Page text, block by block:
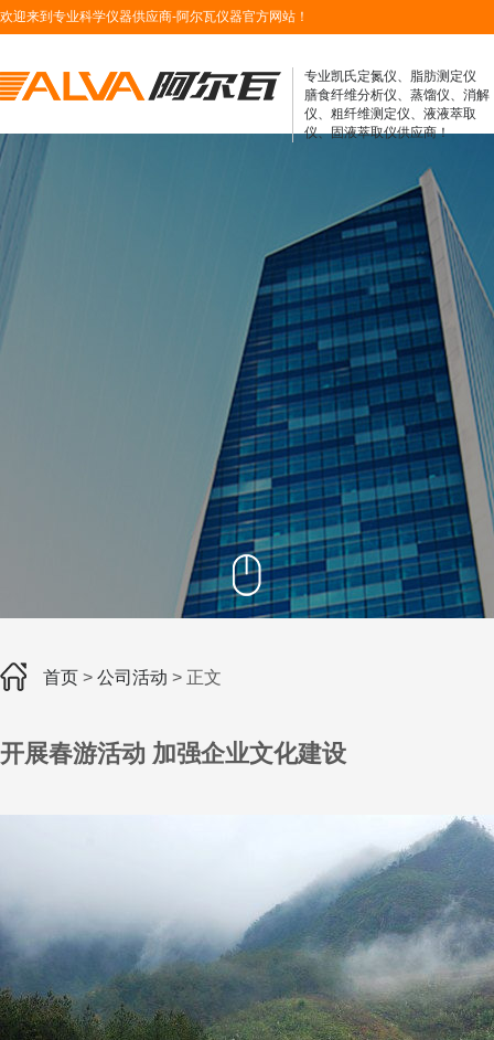
欢迎来到专业科学仪器供应商-阿尔瓦仪器官方网站！
专业凯氏定氮仪、脂肪测定仪
膳食纤维分析仪、蒸馏仪、消解
仪、粗纤维测定仪、液液萃取
仪、固液萃取仪供应商！
首页 > 公司活动 > 正文
开展春游活动 加强企业文化建设